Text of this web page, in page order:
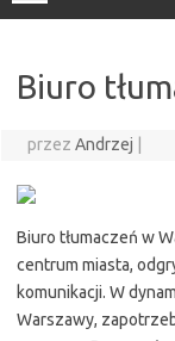
Biuro
przez Andrzej
Biuro tłumaczeń w
centrum miasta,
komunikacji. W
Warszawy,